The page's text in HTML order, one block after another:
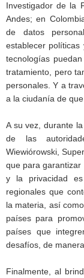
Investigador de la
Andes; en
de datos
establecer políticas
tecnologías
tratamiento, pero
personales. Y a
a la ciudanía de
A su vez, durante
de las
Wiewiórowski,
que para
y la privacidad es
regionales que
la materia, así
países para
países que
desafíos, de
Finalmente, al